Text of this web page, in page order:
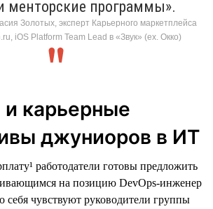
менторские программы».
Золотых, эксперт Карьерного маркетплейса
iOS Platform Team Lead в «Звук» (ex. Окко)
карьерные
джуниоров в ИТ
работодатели готовы предложить
на позицию DevOps-инженер
чувствуют руководители группы